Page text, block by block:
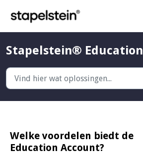
Stapelstein® Education
Welke voordelen biedt de
Education Account?